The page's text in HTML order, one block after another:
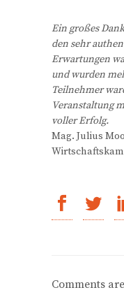
Ein großes
den sehr
Erwartungen
und wurden
Teilnehmer
Veranstaltung
voller Erfolg.
Mag. Julius
Comments